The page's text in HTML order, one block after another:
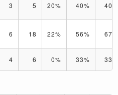
3 5 20% 40%
6 18 22% 56%
4 6 0% 33%